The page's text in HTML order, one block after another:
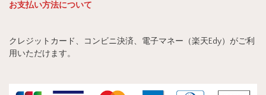
お支払い方法について
クレジットカード、コンビニ決済、電子マネー（楽天Edy）がご利
用いただけます。